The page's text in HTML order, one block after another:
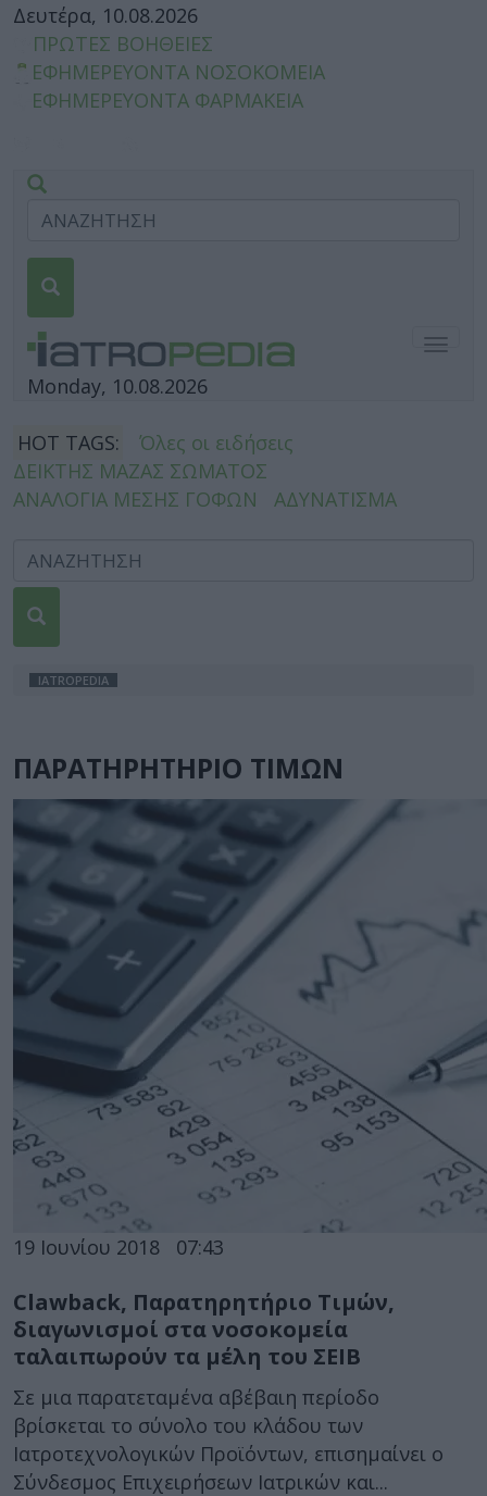
Δευτέρα, 10.08.2026
ΠΡΩΤΕΣ ΒΟΗΘΕΙΕΣ
ΕΦΗΜΕΡΕΥΟΝΤΑ ΝΟΣΟΚΟΜΕΙΑ
ΕΦΗΜΕΡΕΥΟΝΤΑ ΦΑΡΜΑΚΕΙΑ
Monday, 10.08.2026
HOT TAGS:
Όλες οι ειδήσεις
ΔΕΙΚΤΗΣ ΜΑΖΑΣ ΣΩΜΑΤΟΣ
ΑΝΑΛΟΓΙΑ ΜΕΣΗΣ ΓΟΦΩΝ
ΑΔΥΝΑΤΙΣΜΑ
IATROPEDIA
ΠΑΡΑΤΗΡΗΤΗΡΙΟ ΤΙΜΩΝ
19 Ιουνίου 2018 07:43
Clawback, Παρατηρητήριο Τιμών,
διαγωνισμοί στα νοσοκομεία
ταλαιπωρούν τα μέλη του ΣΕΙΒ
Σε μια παρατεταμένα αβέβαιη περίοδο
βρίσκεται το σύνολο του κλάδου των
Ιατροτεχνολογικών Προϊόντων, επισημαίνει ο
Σύνδεσμος Επιχειρήσεων Ιατρικών και...